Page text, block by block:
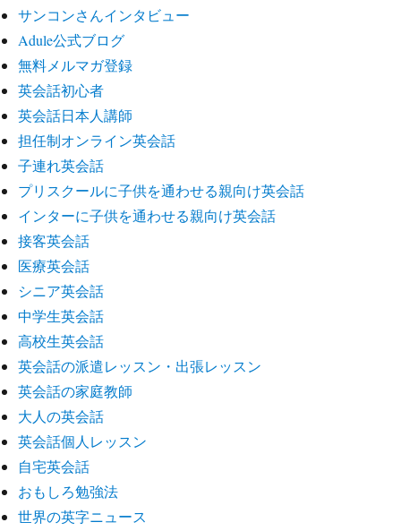
サンコンさんインタビュー
Adule公式ブログ
無料メルマガ登録
英会話初心者
英会話日本人講師
担任制オンライン英会話
子連れ英会話
プリスクールに子供を通わせる親向け英会話
インターに子供を通わせる親向け英会話
接客英会話
医療英会話
シニア英会話
中学生英会話
高校生英会話
英会話の派遣レッスン・出張レッスン
英会話の家庭教師
大人の英会話
英会話個人レッスン
自宅英会話
おもしろ勉強法
世界の英字ニュース